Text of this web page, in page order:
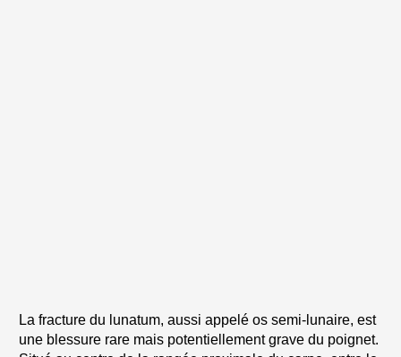
La fracture du lunatum, aussi appelé os semi-lunaire, est
une blessure rare mais potentiellement grave du poignet.